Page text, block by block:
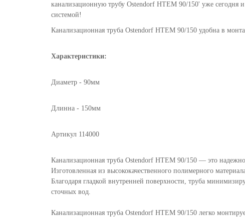
канализационную трубу Ostendorf HTEM 90/150' уже сегодня
системой!
Канализационная труба Ostendorf HTEM 90/150 удобна в
Характеристики:
Диаметр - 90мм
Длинна - 150мм
Артикул 114000
Канализационная труба Ostendorf HTEM 90/150 — это
Изготовленная из высококачественного полимерного
Благодаря гладкой внутренней поверхности, труба
сточных вод.
Канализационная труба Ostendorf HTEM 90/150 легко